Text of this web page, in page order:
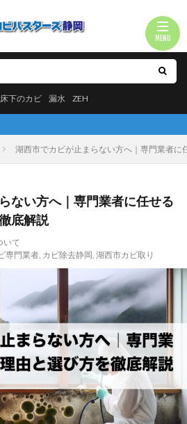
床下のカビ 漏水 ZEH
湖西市でカビが止まらない方へ｜専門業者に
ない方へ｜専門業者に任せる
底解説
いて
専門業者, カビ除去静岡, 湖西市カビ取り